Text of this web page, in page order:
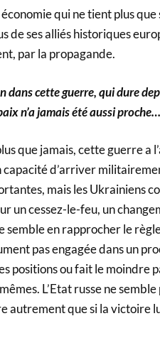
qui ne tient plus
de ses alliés historiques
par la propagande.
dans cette guerre, qui dure
n’a jamais été aussi proche…
que jamais, cette guerre a
capacité d’arriver
mais les Ukrainiens
un cessez-le-feu, un
semble en rapprocher le
pas engagée dans un
positions ou fait le moindre
L’Etat russe ne
autrement que si la victoire